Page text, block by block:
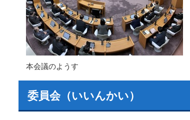
本会議のようす
委員会（いいんかい）